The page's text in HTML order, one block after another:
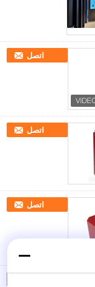
اتصل
اتصل
اتصل